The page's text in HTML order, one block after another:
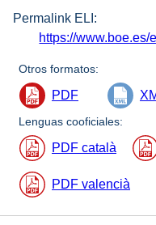
Permalink ELI:
https://
Otros formatos:
PDF
Lenguas cooficiales:
PDF català
PDF valencià